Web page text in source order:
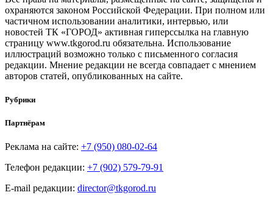
охраняются законом Российской Федерации. При полном или
частичном использовании аналитики, интервью, или
новостей ТК «ГОРОД» активная гиперссылка на главную
страницу www.tkgorod.ru обязательна. Использование
иллюстраций возможно только с письменного согласия
редакции. Мнение редакции не всегда совпадает с мнением
авторов статей, опубликованных на сайте.
Рубрики
Партнёрам
Реклама на сайте: +7 (950) 080-02-64
Телефон редакции: +7 (902) 579-79-91
E-mail редакции: director@tkgorod.ru